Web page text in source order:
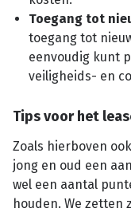
Toegang tot
toegang tot
eenvoudig kunt
veiligheids- en
Tips voor het
Zoals hierboven
jong en oud een
wel een aantal
houden. We zetten